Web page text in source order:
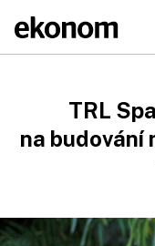
TRL
na budování